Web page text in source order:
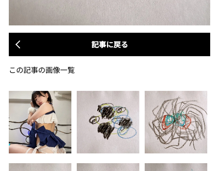
記事に戻る
この記事の画像一覧